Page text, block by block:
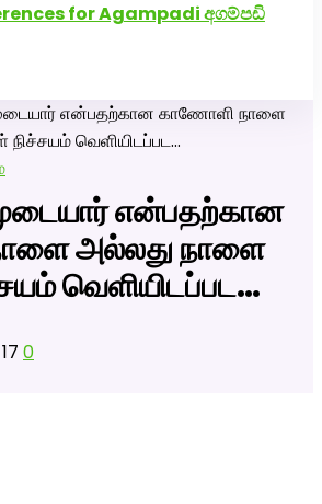
for Agampadi අගම්පඩි
என்பதற்கான காணோளி நாளை
வெளியிடப்பட…
என்பதற்கான
அல்லது நாளை
வெளியிடப்பட…
17 0